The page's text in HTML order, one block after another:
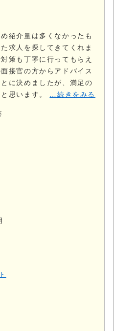
紹介量は多くなかったも
求人を探してきてくれま
策も丁寧に行ってもらえ
接官の方からアドバイス
に決めましたが、満足の
思います。
…続きをみる